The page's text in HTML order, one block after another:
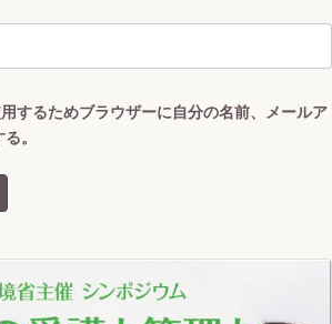
するためブラウザーに自分の名前、メールア
。